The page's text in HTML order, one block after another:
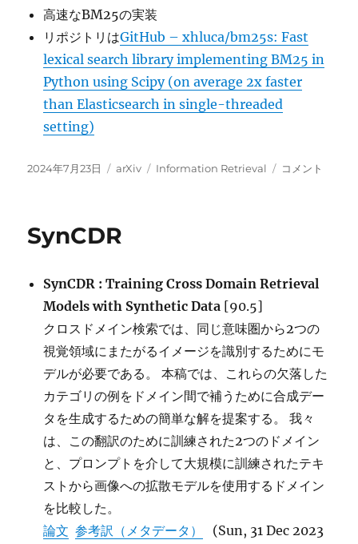
高速なBM25の実装
リポジトリはGitHub – xhluca/bm25s: Fast
lexical search library implementing BM25 in
Python using Scipy (on average 2x faster
than Elasticsearch in single-threaded
setting)
投
2024年7月23日
カ
ー
arXiv
タ
Information Retrieval
BM25S:
via
scoring
に
コメント
SynCDR
SynCDR : Training Cross Domain Retrieval
Models with Synthetic Data [90.5]
クロスドメイン検索では、同じ意味圏から2つの
視覚領域にまたがるイメージを識別するためにモ
デルが必要である。 本稿では、これらの欠落した
カテゴリの例をドメイン間で補うために合成デー
タを生成するための簡単な解を提案する。 我々
は、この翻訳のために訓練された2つのドメイン
と、プロンプトを介して大規模に訓練されたテキ
ストから画像への拡散モデルを使用するドメイン
を比較した。
論文 参考訳（メタデータ）
(Sun, 31 Dec 2023